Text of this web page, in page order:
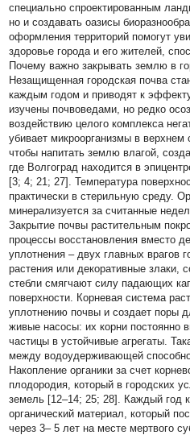
специально спроектированным
но и создавать оазисы
оформления территорий помогут
здоровье города и его жителей,
Почему важно закрывать землю в
Незащищенная городская почва
каждым годом и приводят к
изучены почвоведами, но редко
воздействию целого комплекса
убивает микроорганизмы в
чтобы напитать землю влагой,
где Волгоград находится в
[3; 4; 21; 27]. Температура
практически в стерильную среду.
минерализуется за считанные
Закрытие почвы растительным
процессы восстановления вместо
уплотнения – двух главных врагов
растения или декоративные злаки,
стебли смягчают силу падающих
поверхности. Корневая система
уплотнению почвы и создает поры
живые насосы: их корни постоянно
частицы в устойчивые агрегаты.
между водоудерживающей
Накопление органики за счет
плодородия, который в городских
земель [12–14; 25; 28]. Каждый год
органический материал, который
через 3– 5 лет на месте мертвого